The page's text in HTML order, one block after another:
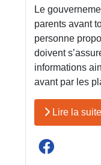
Le
parents avant
personne
doivent
informations
avant par les
Lire la